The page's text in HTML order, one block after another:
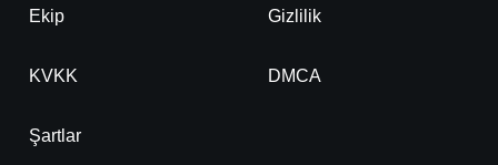
Ekip Gizlilik
KVKK DMCA
Şartlar